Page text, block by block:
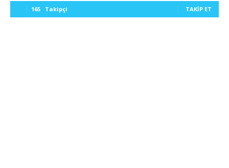
165 Takipçi TAKIP ET